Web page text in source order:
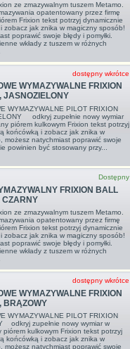
ze zmazywalnym tuszem Metamo.
opatentowany przez firmę
Frixion tekst potrzyj dynamicznie
zobacz jak znika w magiczny sposób!
poprawić swoje błędy i pomyłki.
wkłady z tuszem w różnych
dostępny wkrótce
WYMAZYWALNE FRIXION
JASNOZIELONY
WYMAZYWALNE PILOT FRIXION
odkryj zupełnie nowy wymiar
piórem kulkowym Frixion tekst potrzyj
końcówką i zobacz jak znika w
możesz natychmiast poprawić swoje
powinien być stosowany przy...
Dostępny
FRIXION BALL
CZARNY
ze zmazywalnym tuszem Metamo.
opatentowany przez firmę
Frixion tekst potrzyj dynamicznie
zobacz jak znika w magiczny sposób!
poprawić swoje błędy i pomyłki.
wkłady z tuszem w różnych
dostępny wkrótce
WYMAZYWALNE FRIXION
BRĄZOWY
WYMAZYWALNE PILOT FRIXION
odkryj zupełnie nowy wymiar w
kulkowym Frixion tekst potrzyj
końcówką i zobacz jak znika w
możesz natychmiast poprawić swoje